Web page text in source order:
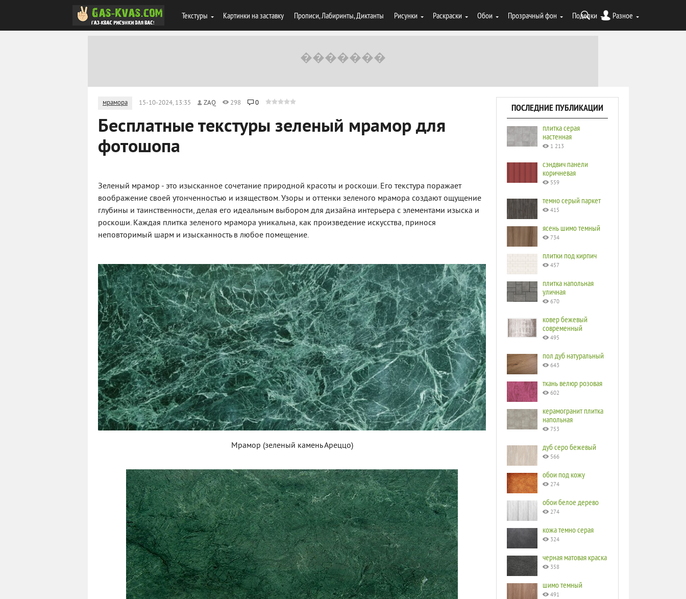
Текстуры Картинки на заставку Прописи, Лабиринты, Диктанты Рисунки Раскраски Обои Прозрачный фон Поделки Разное
мрамора 15-10-2024, 13:35 ZAQ 298 0
Бесплатные текстуры зеленый мрамор для
фотошопа
Зеленый мрамор - это изысканное сочетание природной красоты и роскоши. Его текстура поражает
воображение своей утонченностью и изяществом. Узоры и оттенки зеленого мрамора создают ощущение
глубины и таинственности, делая его идеальным выбором для дизайна интерьера с элементами изыска и
роскоши. Каждая плитка зеленого мрамора уникальна, как произведение искусства, принося
неповторимый шарм и изысканность в любое помещение.
Мрамор (зеленый камень Ареццо)
ПОСЛЕДНИЕ ПУБЛИКАЦИИ
плитка серая
настенная
1 213
сэндвич панели
коричневая
559
темно серый паркет
415
ясень шимо темный
734
плитки под кирпич
457
плитка напольная
уличная
670
ковер бежевый
современный
495
пол дуб натуральный
643
ткань велюр розовая
602
керамогранит плитка
напольная
753
дуб серо бежевый
566
обои под кожу
274
обои белое дерево
274
кожа темно серая
324
черная матовая краска
358
шимо темный
491